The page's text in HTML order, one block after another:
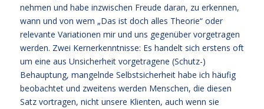
nehmen und habe inzwischen Freude daran, zu erkennen,
wann und von wem „Das ist doch alles Theorie“ oder
relevante Variationen mir und uns gegenüber vorgetragen
werden. Zwei Kernerkenntnisse: Es handelt sich erstens oft
um eine aus Unsicherheit vorgetragene (Schutz-)
Behauptung, mangelnde Selbstsicherheit habe ich häufig
beobachtet und zweitens werden Menschen, die diesen
Satz vortragen, nicht unsere Klienten, auch wenn sie